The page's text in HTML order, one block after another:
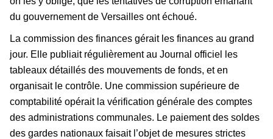
du gouvernement de Versailles ont échoué.
La commission des finances gérait les finances au grand
jour. Elle publiait régulièrement au Journal officiel les
tableaux détaillés des mouvements de fonds, et en
organisait le contrôle. Une commission supérieure de
comptabilité opérait la vérification générale des comptes
des administrations communales. Le paiement des soldes
des gardes nationaux faisait l’objet de mesures strictes